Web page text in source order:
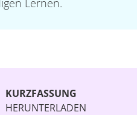
Lernen.
KURZFASSUNG
HERUNTERLADEN